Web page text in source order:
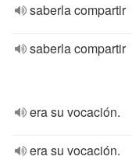
saberla compartir
saberla compartir
era su vocación.
era su vocación.